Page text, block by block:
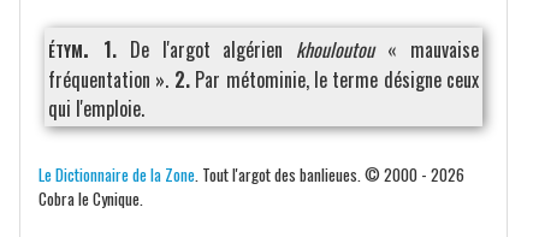
étym. 1.De l'argot algérien khouloutou« mauvaise
fréquentation ». 2.Par métominie, le terme désigne ceux
qui l'emploie.
Le Dictionnaire de la Zone . Tout l'argot des banlieues. © 2000 - 2026
Cobra le Cynique.